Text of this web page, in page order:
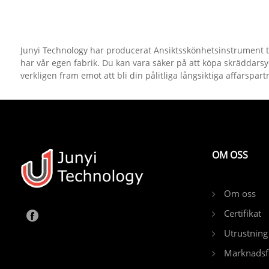
att
Junyi Technology har producerat
har vår egen fabrik. Du kan vara säker på att köpa
verkligen fram emot att bli din pålitliga långsiktiga
OM OSS
Om oss
Certifikat
Utrustning